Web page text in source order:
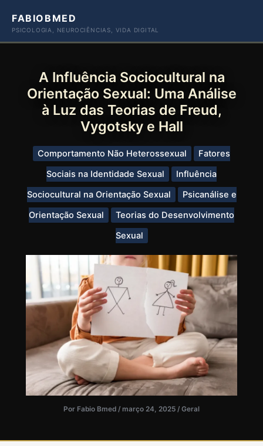
paraFABIOBMED
PSICOLOGIA, NEUROCIÊNCIAS, VIDA DIGITAL
A Influência Sociocultural na
Orientação Sexual: Uma Análise
à Luz das Teorias de Freud,
Vygotsky e Hall
Comportamento Não Heterossexual
Fatores
Sociais na Identidade Sexual
Influência
Sociocultural na Orientação Sexual
Psicanálise e
Orientação Sexual
Teorias do Desenvolvimento
Sexual
Por Fabio Bmed / março 24, 2025 / Geral